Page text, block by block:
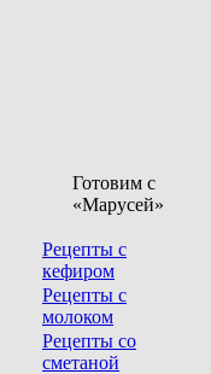
Готовим с
«Марусей»
Рецепты с
кефиром
Рецепты с
молоком
Рецепты со
сметаной